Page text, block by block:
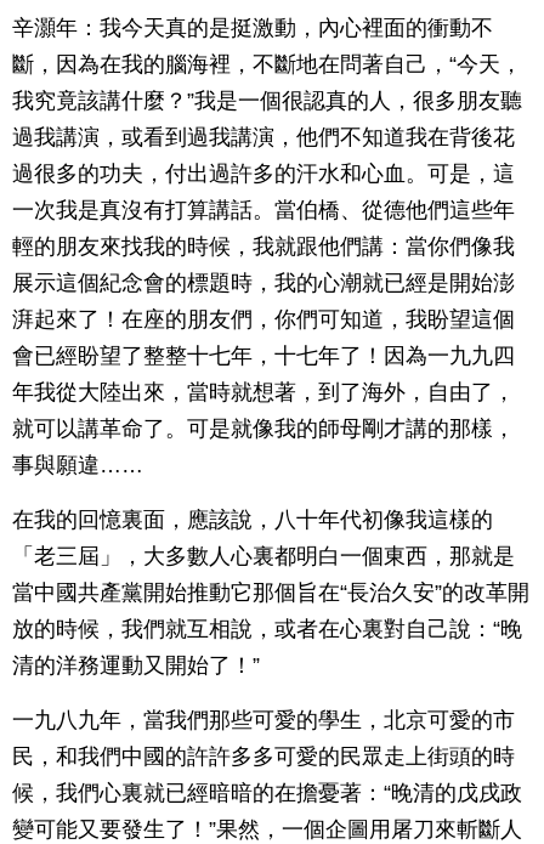
辛灝年：我今天真的是挺激動，內心裡面的衝動不
斷，因為在我的腦海裡，不斷地在問著自己，“今天，
我究竟該講什麼？”我是一個很認真的人，很多朋友聽
過我講演，或看到過我講演，他們不知道我在背後花
過很多的功夫，付出過許多的汗水和心血。可是，這
一次我是真沒有打算講話。當伯橋、從德他們這些年
輕的朋友來找我的時候，我就跟他們講：當你們像我
展示這個紀念會的標題時，我的心潮就已經是開始澎
湃起來了！在座的朋友們，你們可知道，我盼望這個
會已經盼望了整整十七年，十七年了！因為一九九四
年我從大陸出來，當時就想著，到了海外，自由了，
就可以講革命了。可是就像我的師母剛才講的那樣，
事與願違……
在我的回憶裏面，應該說，八十年代初像我這樣的
「老三屆」，大多數人心裏都明白一個東西，那就是
當中國共產黨開始推動它那個旨在“長治久安”的改革開
放的時候，我們就互相說，或者在心裏對自己說：“晚
清的洋務運動又開始了！”
一九八九年，當我們那些可愛的學生，北京可愛的市
民，和我們中國的許許多多可愛的民眾走上街頭的時
候，我們心裏就已經暗暗的在擔憂著：“晚清的戊戌政
變可能又要發生了！”果然，一個企圖用屠刀來斬斷人